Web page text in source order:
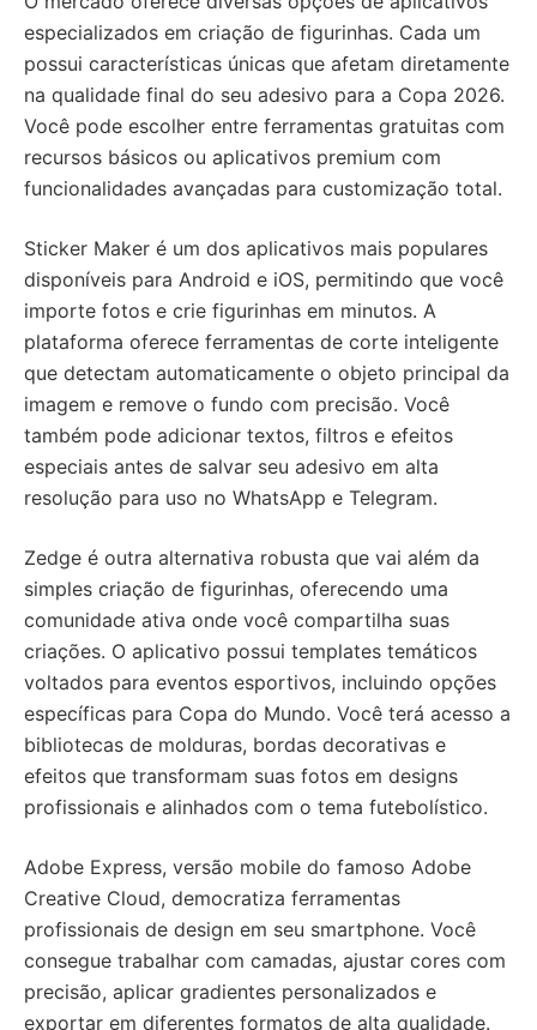
especializados em criação de figurinhas. Cada um
possui características únicas que afetam diretamente
na qualidade final do seu adesivo para a Copa 2026.
Você pode escolher entre ferramentas gratuitas com
recursos básicos ou aplicativos premium com
funcionalidades avançadas para customização total.
Sticker Maker é um dos aplicativos mais populares
disponíveis para Android e iOS, permitindo que você
importe fotos e crie figurinhas em minutos. A
plataforma oferece ferramentas de corte inteligente
que detectam automaticamente o objeto principal da
imagem e remove o fundo com precisão. Você
também pode adicionar textos, filtros e efeitos
especiais antes de salvar seu adesivo em alta
resolução para uso no WhatsApp e Telegram.
Zedge é outra alternativa robusta que vai além da
simples criação de figurinhas, oferecendo uma
comunidade ativa onde você compartilha suas
criações. O aplicativo possui templates temáticos
voltados para eventos esportivos, incluindo opções
específicas para Copa do Mundo. Você terá acesso a
bibliotecas de molduras, bordas decorativas e
efeitos que transformam suas fotos em designs
profissionais e alinhados com o tema futebolístico.
Adobe Express, versão mobile do famoso Adobe
Creative Cloud, democratiza ferramentas
profissionais de design em seu smartphone. Você
consegue trabalhar com camadas, ajustar cores com
precisão, aplicar gradientes personalizados e
exportar em diferentes formatos de alta qualidade.